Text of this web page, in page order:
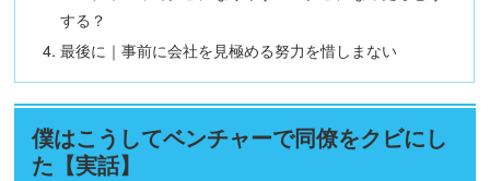
する？
最後に｜事前に会社を見極める努力を惜しまない
僕はこうしてベンチャーで同僚をクビにし
た【実話】